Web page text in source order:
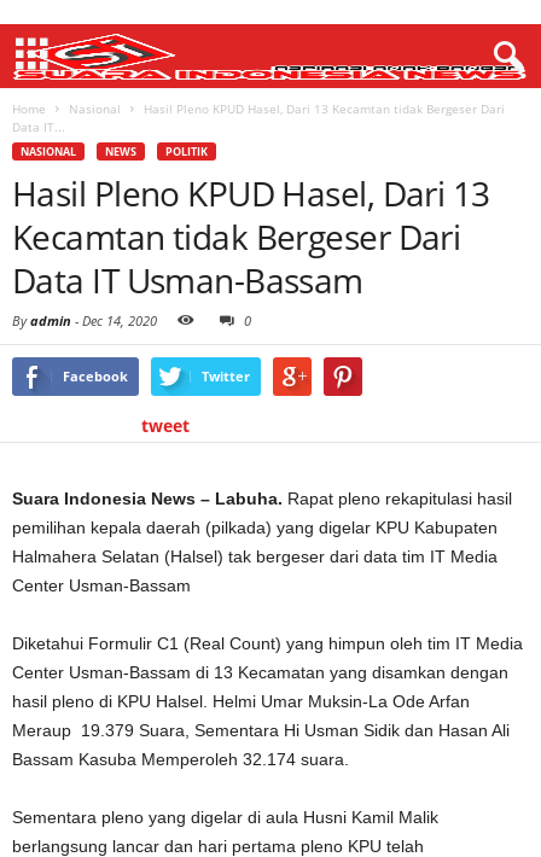
Home Nasional
Hasil Pleno KPUD Hasel, Dari 13 Kecamtan tidak Bergeser Dari
Data IT...
NASIONAL NEWS POLITIK
Hasil Pleno KPUD Hasel, Dari 13
Kecamtan tidak Bergeser Dari
Data IT Usman-Bassam
Byadmin - Dec 14, 2020 0
Facebook Twitter
tweet
Suara Indonesia News – Labuha. Rapat pleno rekapitulasi hasil
pemilihan kepala daerah (pilkada) yang digelar KPU Kabupaten
Halmahera Selatan (Halsel) tak bergeser dari data tim IT Media
Center Usman-Bassam
Diketahui Formulir C1 (Real Count) yang himpun oleh tim IT Media
Center Usman-Bassam di 13 Kecamatan yang disamkan dengan
hasil pleno di KPU Halsel. Helmi Umar Muksin-La Ode Arfan
Meraup 19.379 Suara, Sementara Hi Usman Sidik dan Hasan Ali
Bassam Kasuba Memperoleh 32.174 suara.
Sementara pleno yang digelar di aula Husni Kamil Malik
berlangsung lancar dan hari pertama pleno KPU telah